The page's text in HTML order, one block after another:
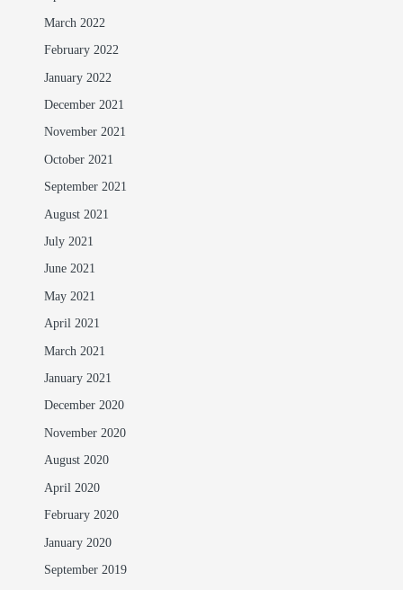
March 2022
February 2022
January 2022
December 2021
November 2021
October 2021
September 2021
August 2021
July 2021
June 2021
May 2021
April 2021
March 2021
January 2021
December 2020
November 2020
August 2020
April 2020
February 2020
January 2020
September 2019